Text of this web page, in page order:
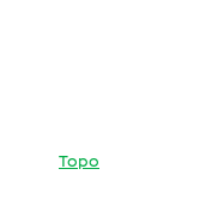
Topo